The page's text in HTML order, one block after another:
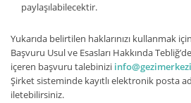
paylaşılabilecektir.
Yukarıda belirtilen haklarınızı kullanmak
Başvuru Usul ve Esasları Hakkında
içeren başvuru talebinizi
Şirket sisteminde kayıtlı elektronik posta
iletebilirsiniz.